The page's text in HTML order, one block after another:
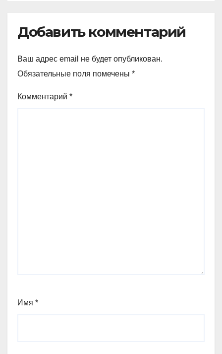
Добавить комментарий
Ваш адрес email не будет опубликован.
Обязательные поля помечены *
Комментарий *
Имя *